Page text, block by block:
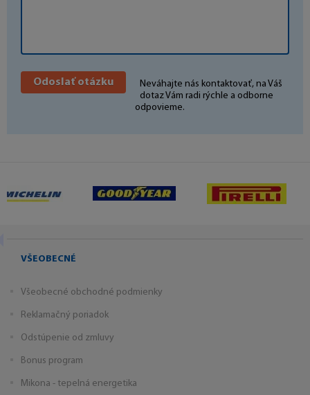
Neváhajte nás kontaktovať, na Váš
dotaz Vám radi rýchle a odborne
odpovieme.
VŠEOBECNÉ
Všeobecné obchodné podmienky
Reklamačný poriadok
Odstúpenie od zmluvy
Bonus program
Mikona - tepelná energetika